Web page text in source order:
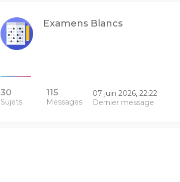
Examens Blancs
30
Sujets
115
Messages
07 juin 2026, 22:22
Dernier message